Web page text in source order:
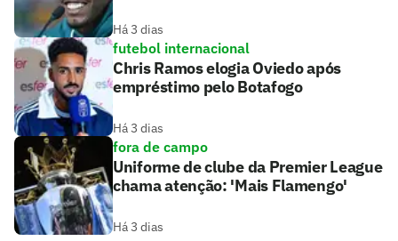
Há 3 dias
futebol internacional
Chris Ramos elogia Oviedo após
empréstimo pelo Botafogo
Há 3 dias
fora de campo
Uniforme de clube da Premier League
chama atenção: 'Mais Flamengo'
Há 3 dias